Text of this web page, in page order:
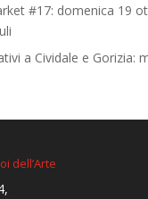
#17: domenica 19
a Cividale e Gorizia:
dell’Arte